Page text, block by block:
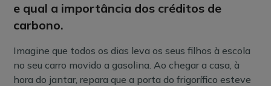
e qual a importância dos créditos de
carbono.
Imagine que todos os dias leva os seus filhos à escola
no seu carro movido a gasolina. Ao chegar a casa, à
hora do jantar, repara que a porta do frigorífico esteve